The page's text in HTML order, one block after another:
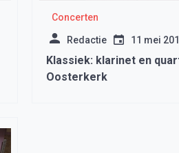
Concerten
Redactie 11 mei
Klassiek: klarinet en
Oosterkerk